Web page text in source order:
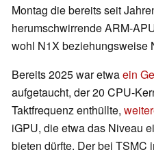
Montag die bereits seit
herumschwirrende ARM-
wohl N1X beziehungsweise
Bereits 2025 war etwaein
aufgetaucht, der 20 CPU-
Taktfrequenz enthüllte,
iGPU, die etwa das Niveau
bieten dürfte. Der bei TSMC